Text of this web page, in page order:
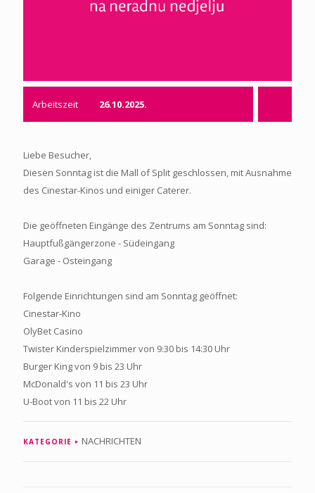
Arbeitszeit 26.10.2025.
Liebe Besucher,
Diesen Sonntag ist die Mall of Split geschlossen, mit Ausnahme
des Cinestar-Kinos und einiger Caterer.
Die geöffneten Eingänge des Zentrums am Sonntag sind:
Hauptfußgängerzone - Südeingang
Garage - Osteingang
Folgende Einrichtungen sind am Sonntag geöffnet:
Cinestar-Kino
OlyBet Casino
Twister Kinderspielzimmer von 9:30 bis 14:30 Uhr
Burger King von 9 bis 23 Uhr
McDonald's von 11 bis 23 Uhr
U-Boot von 11 bis 22 Uhr
KATEGORIE NACHRICHTEN